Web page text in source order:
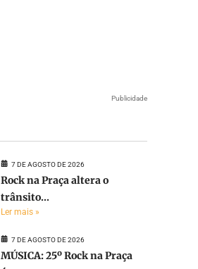
Publicidade
7 DE AGOSTO DE 2026
Rock na Praça altera o
trânsito...
Ler mais »
7 DE AGOSTO DE 2026
MÚSICA: 25º Rock na Praça